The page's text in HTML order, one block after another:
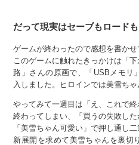
だって現実はセーブもロード
ゲームが終わったので感想を書かせ
このゲームに触れたきっかけは「
路」さんの原画で、「USBメモリ
入しました。ヒロインでは美雪ちゃ
やってみて一週目は「え、これで
終わってしまい、「買うの失敗し
「美雪ちゃん可愛い」で押し通し
新展開を求めて美雪ちゃんを裏切